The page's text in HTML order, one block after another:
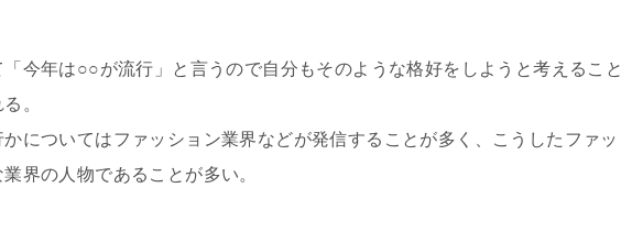
今年は○○が流行」と言うので自分もそのような格好をしようと考えること
。
についてはファッション業界などが発信することが多く、こうしたファッ
界の人物であることが多い。